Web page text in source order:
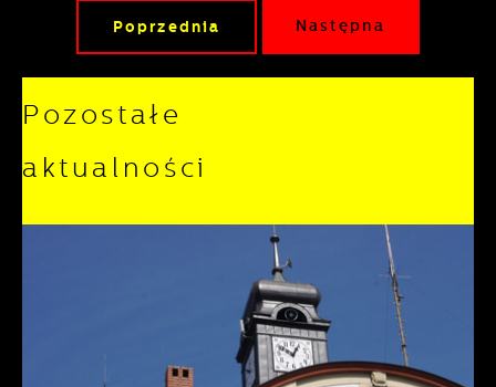
Poprzednia Następna
Pozostałe
aktualności